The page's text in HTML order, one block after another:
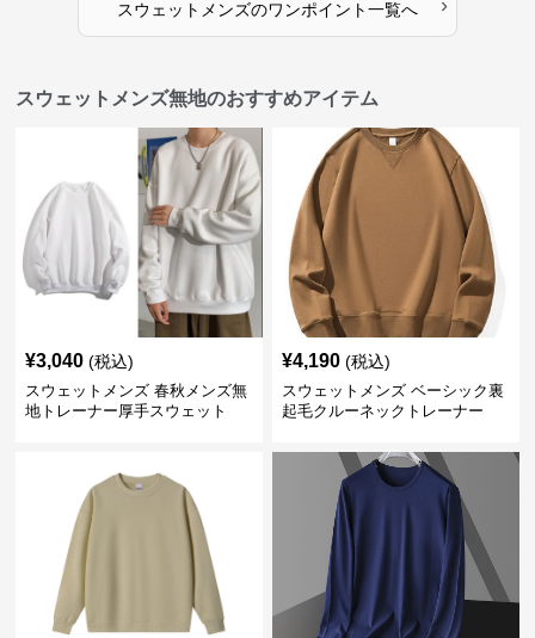
スウェットメンズのワンポイント一覧へ ›
スウェットメンズ無地のおすすめアイテム
¥3,040 (税込)
スウェットメンズ 春秋メンズ無
地トレーナー厚手スウェット
¥4,190 (税込)
スウェットメンズ ベーシック裏
起毛クルーネックトレーナー